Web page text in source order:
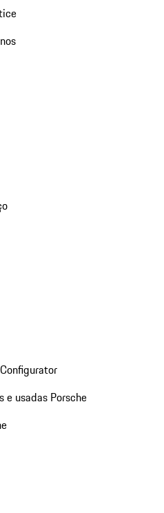
e usadas Porsche